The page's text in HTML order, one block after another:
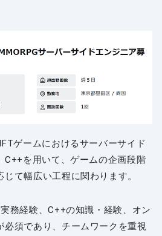
ゲームにおけるサーバーサイド
C++を用いて、ゲームの企画段階
て幅広い工程に関わります。
務経験、C++の知識・経験、オン
必須であり、チームワークを重視